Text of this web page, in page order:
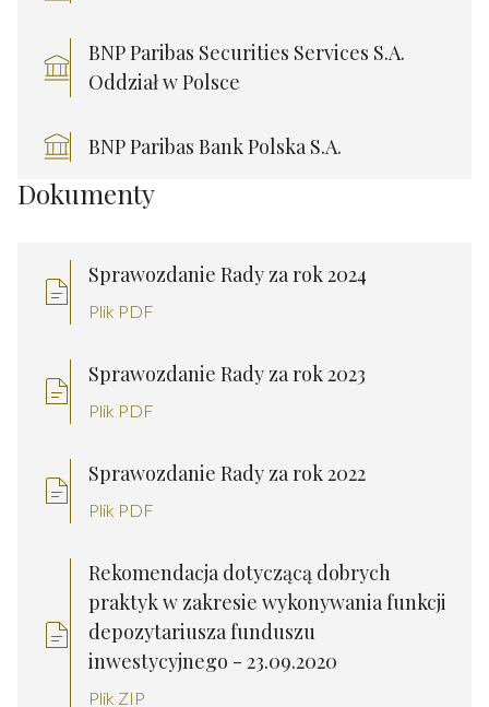
BNP Paribas Securities Services S.A.
Oddział w Polsce
BNP Paribas Bank Polska S.A.
Dokumenty
Sprawozdanie Rady za rok 2024
Plik PDF
Sprawozdanie Rady za rok 2023
Plik PDF
Sprawozdanie Rady za rok 2022
Plik PDF
Rekomendacja dotyczącą dobrych
praktyk w zakresie wykonywania funkcji
depozytariusza funduszu
inwestycyjnego - 23.09.2020
Plik ZIP